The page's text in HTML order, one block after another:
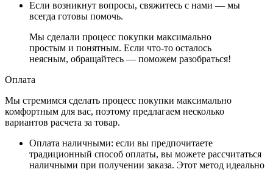
Если возникнут вопросы, свяжитесь с нами — мы
всегда готовы помочь.
Мы сделали процесс покупки максимально
простым и понятным. Если что-то осталось
неясным, обращайтесь — поможем разобраться!
Оплата
Мы стремимся сделать процесс покупки максимально
комфортным для вас, поэтому предлагаем несколько
вариантов расчета за товар.
Оплата наличными: если вы предпочитаете
традиционный способ оплаты, вы можете рассчитаться
наличными при получении заказа. Этот метод идеально